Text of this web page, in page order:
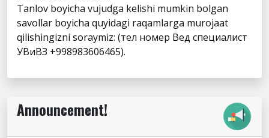
Tanlov boyicha vujudga kelishi mumkin bolgan
savollar boyicha quyidagi raqamlarga murojaat
qilishingizni soraymiz: (тел номер Вед специалист
УВиВЗ +998983606465).
Announcement!